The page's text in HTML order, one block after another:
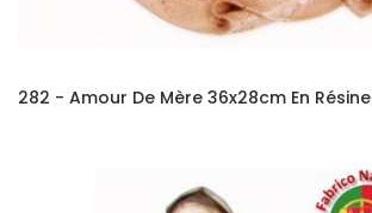
282 - Amour De Mère 36x28cm En Résine